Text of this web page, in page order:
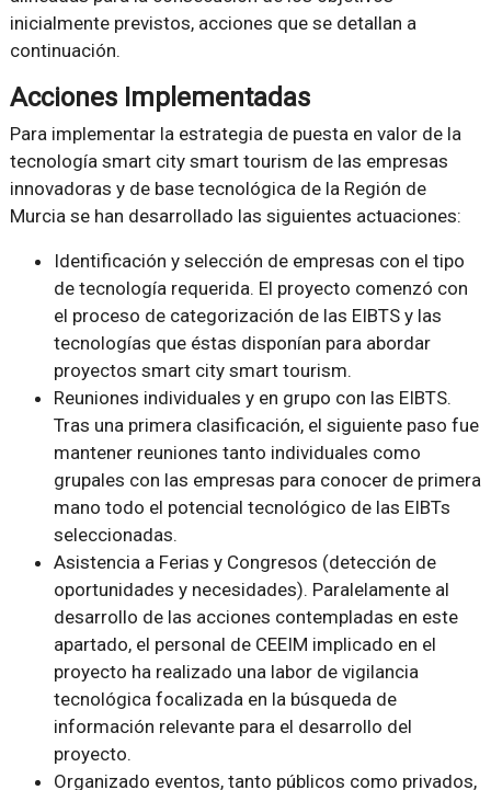
inicialmente previstos, acciones que se detallan a
continuación.
Acciones Implementadas
Para implementar la estrategia de puesta en valor de la
tecnología smart city smart tourism de las empresas
innovadoras y de base tecnológica de la Región de
Murcia se han desarrollado las siguientes actuaciones:
Identificación y selección de empresas con el tipo
de tecnología requerida. El proyecto comenzó con
el proceso de categorización de las EIBTS y las
tecnologías que éstas disponían para abordar
proyectos smart city smart tourism.
Reuniones individuales y en grupo con las EIBTS.
Tras una primera clasificación, el siguiente paso fue
mantener reuniones tanto individuales como
grupales con las empresas para conocer de primera
mano todo el potencial tecnológico de las EIBTs
seleccionadas.
Asistencia a Ferias y Congresos (detección de
oportunidades y necesidades). Paralelamente al
desarrollo de las acciones contempladas en este
apartado, el personal de CEEIM implicado en el
proyecto ha realizado una labor de vigilancia
tecnológica focalizada en la búsqueda de
información relevante para el desarrollo del
proyecto.
Organizado eventos, tanto públicos como privados,